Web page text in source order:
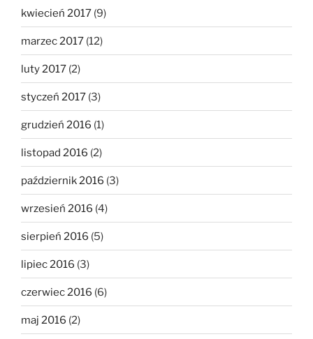
kwiecień 2017 (9)
marzec 2017 (12)
luty 2017 (2)
styczeń 2017 (3)
grudzień 2016 (1)
listopad 2016 (2)
październik 2016 (3)
wrzesień 2016 (4)
sierpień 2016 (5)
lipiec 2016 (3)
czerwiec 2016 (6)
maj 2016 (2)